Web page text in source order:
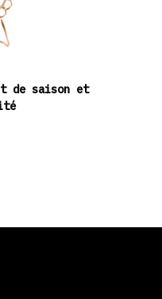
de saison et